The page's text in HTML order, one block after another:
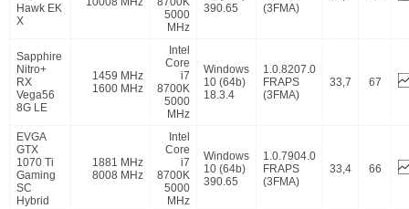
Hawk EK
X
5000
MHz
390.65
(3FMA)
Sapphire
Nitro+
RX
Vega56
8G LE
1459 MHz
1600 MHz
Intel
Core
i7
8700K
5000
MHz
Windows
10 (64b)
18.3.4
1.0.8207.0
FRAPS
(3FMA)
33,7 67
EVGA
GTX
1070 Ti
Gaming
SC
Hybrid
1881 MHz
8008 MHz
Intel
Core
i7
8700K
5000
MHz
Windows
10 (64b)
390.65
1.0.7904.0
FRAPS
(3FMA)
33,4 66